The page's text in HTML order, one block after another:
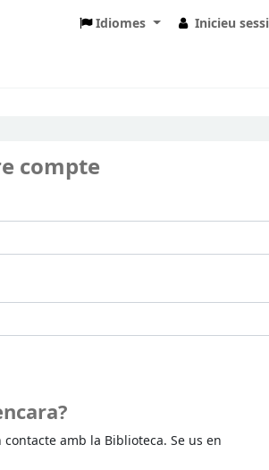
Idiomes Inicieu
compte
amb la Biblioteca. Se us en